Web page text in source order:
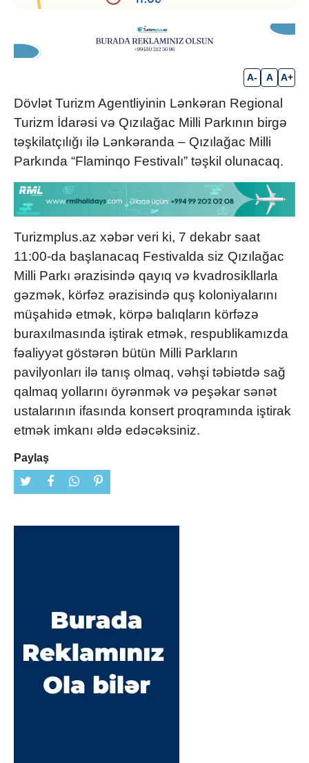
A- A A+
Dövlət Turizm Agentliyinin Lənkəran Regional
Turizm İdarəsi və Qızılağac Milli Parkının birgə
təşkilatçılığı ilə Lənkəranda – Qızılağac Milli
Parkında “Flaminqo Festivalı” təşkil olunacaq.
Turizmplus.az xəbər veri ki, 7 dekabr saat
11:00-da başlanacaq Festivalda siz Qızılağac
Milli Parkı ərazisində qayıq və kvadrosikllarla
gəzmək, körfəz ərazisində quş koloniyalarını
müşahidə etmək, körpə balıqların körfəzə
buraxılmasında iştirak etmək, respublikamızda
fəaliyyət göstərən bütün Milli Parkların
pavilyonları ilə tanış olmaq, vəhşi təbiətdə sağ
qalmaq yollarını öyrənmək və peşəkar sənət
ustalarının ifasında konsert proqramında iştirak
etmək imkanı əldə edəcəksiniz.
Paylaş